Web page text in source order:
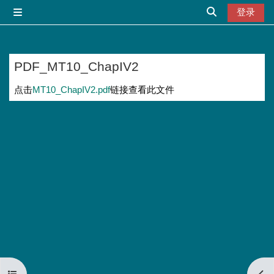
切换搜索输入
登录
PDF_MT10_ChapIV2
完成条件
点击MT10_ChapIV2.pdf链接查看此文件